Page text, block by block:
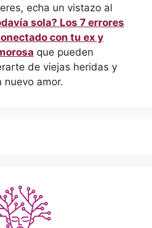
echa un vistazo al
sola? Los 7 errores
con tu ex y
que pueden
de viejas heridas y
nuevo amor.